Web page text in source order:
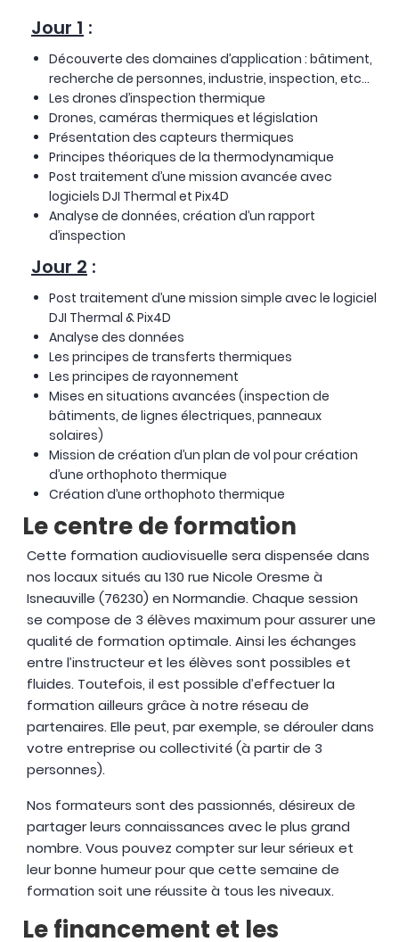
Jour 1 :
Découverte des domaines d’application : bâtiment,
recherche de personnes, industrie, inspection, etc…
Les drones d’inspection thermique
Drones, caméras thermiques et législation
Présentation des capteurs thermiques
Principes théoriques de la thermodynamique
Post traitement d’une mission avancée avec
logiciels DJI Thermal et Pix4D
Analyse de données, création d’un rapport
d’inspection
Jour 2 :
Post traitement d’une mission simple avec le logiciel
DJI Thermal & Pix4D
Analyse des données
Les principes de transferts thermiques
Les principes de rayonnement
Mises en situations avancées (inspection de
bâtiments, de lignes électriques, panneaux
solaires)
Mission de création d’un plan de vol pour création
d’une orthophoto thermique
Création d’une orthophoto thermique
Le centre de formation
Cette formation audiovisuelle sera dispensée dans
nos locaux situés au 130 rue Nicole Oresme à
Isneauville (76230) en Normandie. Chaque session
se compose de 3 élèves maximum pour assurer une
qualité de formation optimale. Ainsi les échanges
entre l’instructeur et les élèves sont possibles et
fluides. Toutefois, il est possible d’effectuer la
formation ailleurs grâce à notre réseau de
partenaires. Elle peut, par exemple, se dérouler dans
votre entreprise ou collectivité (à partir de 3
personnes).
Nos formateurs sont des passionnés, désireux de
partager leurs connaissances avec le plus grand
nombre. Vous pouvez compter sur leur sérieux et
leur bonne humeur pour que cette semaine de
formation soit une réussite à tous les niveaux.
Le financement et les